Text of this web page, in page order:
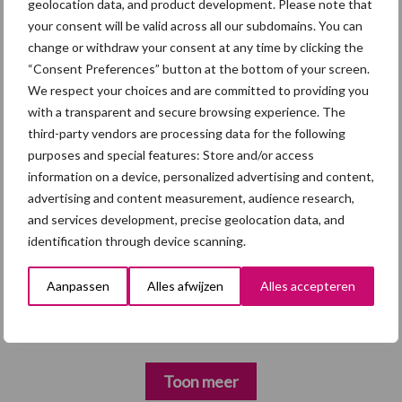
geolocation data, and product development. Please note that
your consent will be valid across all our subdomains. You can
change or withdraw your consent at any time by clicking the
“Consent Preferences” button at the bottom of your screen.
We respect your choices and are committed to providing you
with a transparent and secure browsing experience. The
third-party vendors are processing data for the following
purposes and special features: Store and/or access
information on a device, personalized advertising and content,
advertising and content measurement, audience research,
and services development, precise geolocation data, and
identification through device scanning.
Aanpassen Alles afwijzen Alles accepteren
7 aug
Hittestress: wat gebeurt er en hoe
kunnen we het voorkomen?
5 aug
“Vraag naar praktische
hygieneoplossingen is in Polen
groter dan ooit”
5 aug
Eliminatieprotocol voor
Mycoplasma hyopneumoniae
4 aug
AVP in Finland onderstreept dat
alertheid belangrijk is, zeker nu
Toon meer